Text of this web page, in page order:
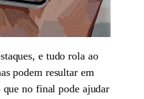
e tudo rola ao
podem resultar em
no final pode ajudar